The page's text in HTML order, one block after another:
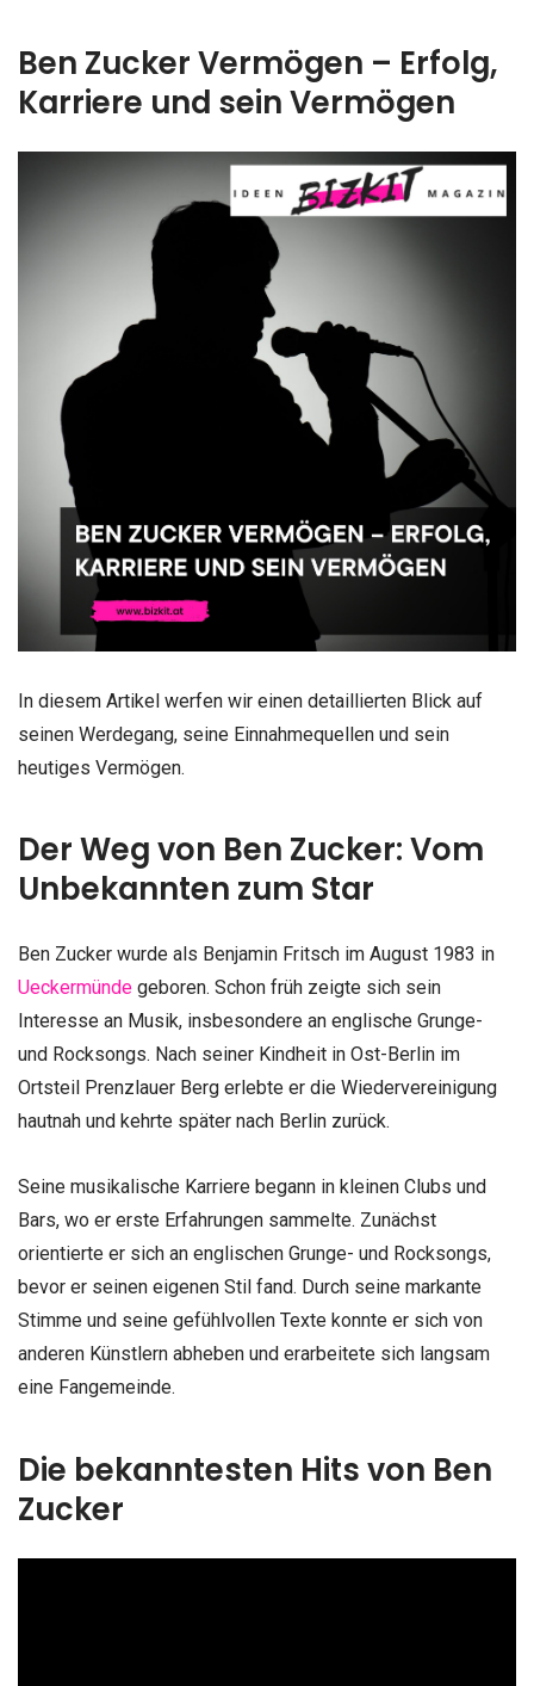
Ben Zucker Vermögen – Erfolg,
Karriere und sein Vermögen
In diesem Artikel werfen wir einen detaillierten Blick auf
seinen Werdegang, seine Einnahmequellen und sein
heutiges Vermögen.
Der Weg von Ben Zucker: Vom
Unbekannten zum Star
Ben Zucker wurde als Benjamin Fritsch im August 1983 in
Ueckermünde geboren. Schon früh zeigte sich sein
Interesse an Musik, insbesondere an englische Grunge-
und Rocksongs. Nach seiner Kindheit in Ost-Berlin im
Ortsteil Prenzlauer Berg erlebte er die Wiedervereinigung
hautnah und kehrte später nach Berlin zurück.
Seine musikalische Karriere begann in kleinen Clubs und
Bars, wo er erste Erfahrungen sammelte. Zunächst
orientierte er sich an englischen Grunge- und Rocksongs,
bevor er seinen eigenen Stil fand. Durch seine markante
Stimme und seine gefühlvollen Texte konnte er sich von
anderen Künstlern abheben und erarbeitete sich langsam
eine Fangemeinde.
Die bekanntesten Hits von Ben
Zucker